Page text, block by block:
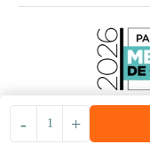
+
- © 2006 -